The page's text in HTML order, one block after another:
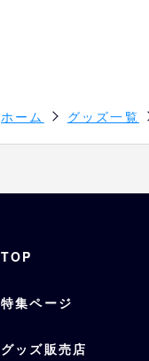
ホーム グッズ一覧
TOP
特集ページ
グッズ販売店